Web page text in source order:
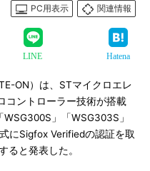
PC用表示
関連情報
LINE Hatena
ON）は、STマイクロエレ
コントローラー技術が搭載
」「WSG303S」
にSigfox Verifiedの認証を取
ると発表した。